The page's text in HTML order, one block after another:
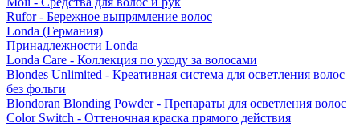
Rufor - Бережное выпрямление волос
Londa (Германия)
Принадлежности Londa
Londa Care - Коллекция по уходу за волосами
Blondes Unlimited - Креативная система для осветления волос
без фольги
Blondoran Blonding Powder - Препараты для осветления волос
Color Switch - Оттеночная краска прямого действия